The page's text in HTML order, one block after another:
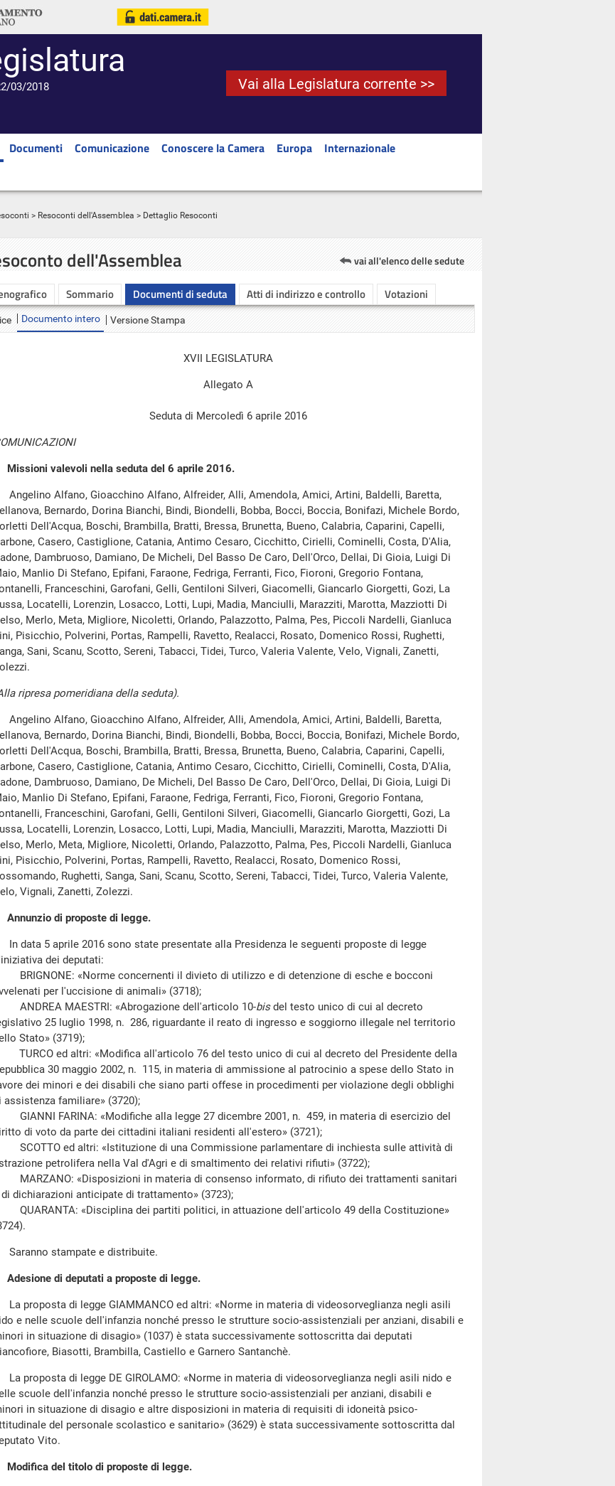
03/2018 Vai alla Legislatura corrente >>
Documenti Comunicazione Conoscere la Camera Europa
Internazionale
> Resoconti dell'Assemblea > Dettaglio Resoconti
dell'Assemblea vai all'elenco delle sedute
Sommario Documenti di seduta Atti di indirizzo e controllo Votazioni
Documento intero Versione Stampa
XVII LEGISLATURA
Allegato A
Seduta di Mercoledì 6 aprile 2016
Missioni valevoli nella seduta del 6 aprile 2016.
Angelino Alfano, Gioacchino Alfano, Alfreider, Alli, Amendola, Amici, Artini, Baldelli, Baretta,
Bernardo, Dorina Bianchi, Bindi, Biondelli, Bobba, Bocci, Boccia, Bonifazi, Michele Bordo,
Dell'Acqua, Boschi, Brambilla, Bratti, Bressa, Brunetta, Bueno, Calabria, Caparini, Capelli,
Casero, Castiglione, Catania, Antimo Cesaro, Cicchitto, Cirielli, Cominelli, Costa, D'Alia,
Dambruoso, Damiano, De Micheli, Del Basso De Caro, Dell'Orco, Dellai, Di Gioia, Luigi Di
Manlio Di Stefano, Epifani, Faraone, Fedriga, Ferranti, Fico, Fioroni, Gregorio Fontana,
Franceschini, Garofani, Gelli, Gentiloni Silveri, Giacomelli, Giancarlo Giorgetti, Gozi, La
Locatelli, Lorenzin, Losacco, Lotti, Lupi, Madia, Manciulli, Marazziti, Marotta, Mazziotti Di
Merlo, Meta, Migliore, Nicoletti, Orlando, Palazzotto, Palma, Pes, Piccoli Nardelli, Gianluca
Pisicchio, Polverini, Portas, Rampelli, Ravetto, Realacci, Rosato, Domenico Rossi, Rughetti,
Sani, Scanu, Scotto, Sereni, Tabacci, Tidei, Turco, Valeria Valente, Velo, Vignali, Zanetti,
ripresa pomeridiana della seduta).
Angelino Alfano, Gioacchino Alfano, Alfreider, Alli, Amendola, Amici, Artini, Baldelli, Baretta,
Bernardo, Dorina Bianchi, Bindi, Biondelli, Bobba, Bocci, Boccia, Bonifazi, Michele Bordo,
Dell'Acqua, Boschi, Brambilla, Bratti, Bressa, Brunetta, Bueno, Calabria, Caparini, Capelli,
Casero, Castiglione, Catania, Antimo Cesaro, Cicchitto, Cirielli, Cominelli, Costa, D'Alia,
Dambruoso, Damiano, De Micheli, Del Basso De Caro, Dell'Orco, Dellai, Di Gioia, Luigi Di
Manlio Di Stefano, Epifani, Faraone, Fedriga, Ferranti, Fico, Fioroni, Gregorio Fontana,
Franceschini, Garofani, Gelli, Gentiloni Silveri, Giacomelli, Giancarlo Giorgetti, Gozi, La
Locatelli, Lorenzin, Losacco, Lotti, Lupi, Madia, Manciulli, Marazziti, Marotta, Mazziotti Di
Merlo, Meta, Migliore, Nicoletti, Orlando, Palazzotto, Palma, Pes, Piccoli Nardelli, Gianluca
Pisicchio, Polverini, Portas, Rampelli, Ravetto, Realacci, Rosato, Domenico Rossi,
Rughetti, Sanga, Sani, Scanu, Scotto, Sereni, Tabacci, Tidei, Turco, Valeria Valente,
Vignali, Zanetti, Zolezzi.
Annunzio di proposte di legge.
In data 5 aprile 2016 sono state presentate alla Presidenza le seguenti proposte di legge
dei deputati:
BRIGNONE: «Norme concernenti il divieto di utilizzo e di detenzione di esche e bocconi
per l'uccisione di animali» (3718);
ANDREA MAESTRI: «Abrogazione dell'articolo 10-bisdel testo unico di cui al decreto
25 luglio 1998, n. 286, riguardante il reato di ingresso e soggiorno illegale nel territorio
Stato» (3719);
TURCO ed altri: «Modifica all'articolo 76 del testo unico di cui al decreto del Presidente della
30 maggio 2002, n. 115, in materia di ammissione al patrocinio a spese dello Stato in
dei minori e dei disabili che siano parti offese in procedimenti per violazione degli obblighi
assistenza familiare» (3720);
GIANNI FARINA: «Modifiche alla legge 27 dicembre 2001, n. 459, in materia di esercizio del
di voto da parte dei cittadini italiani residenti all'estero» (3721);
SCOTTO ed altri: «Istituzione di una Commissione parlamentare di inchiesta sulle attività di
petrolifera nella Val d'Agri e di smaltimento dei relativi rifiuti» (3722);
MARZANO: «Disposizioni in materia di consenso informato, di rifiuto dei trattamenti sanitari
dichiarazioni anticipate di trattamento» (3723);
QUARANTA: «Disciplina dei partiti politici, in attuazione dell'articolo 49 della Costituzione»
Saranno stampate e distribuite.
Adesione di deputati a proposte di legge.
La proposta di legge GIAMMANCO ed altri: «Norme in materia di videosorveglianza negli asili
e nelle scuole dell'infanzia nonché presso le strutture socio-assistenziali per anziani, disabili e
in situazione di disagio» (1037) è stata successivamente sottoscritta dai deputati
Biasotti, Brambilla, Castiello e Garnero Santanchè.
La proposta di legge DE GIROLAMO: «Norme in materia di videosorveglianza negli asili nido e
scuole dell'infanzia nonché presso le strutture socio-assistenziali per anziani, disabili e
in situazione di disagio e altre disposizioni in materia di requisiti di idoneità psico-
del personale scolastico e sanitario» (3629) è stata successivamente sottoscritta dal
Vito.
Modifica del titolo di proposte di legge.